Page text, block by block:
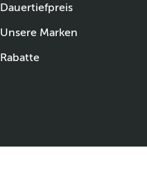
Dauertiefpreis
Unsere Marken
Rabatte